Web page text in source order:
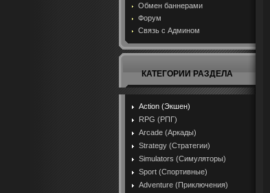
Обмен баннерами
Форум
Связь с Админом
КАТЕГОРИИ РАЗДЕЛА
Action (Экшен)
RPG (РПГ)
Arcade (Аркады)
Strategy (Стратегии)
Simulators (Симуляторы)
Sport (Спортивные)
Adventure (Приключения)